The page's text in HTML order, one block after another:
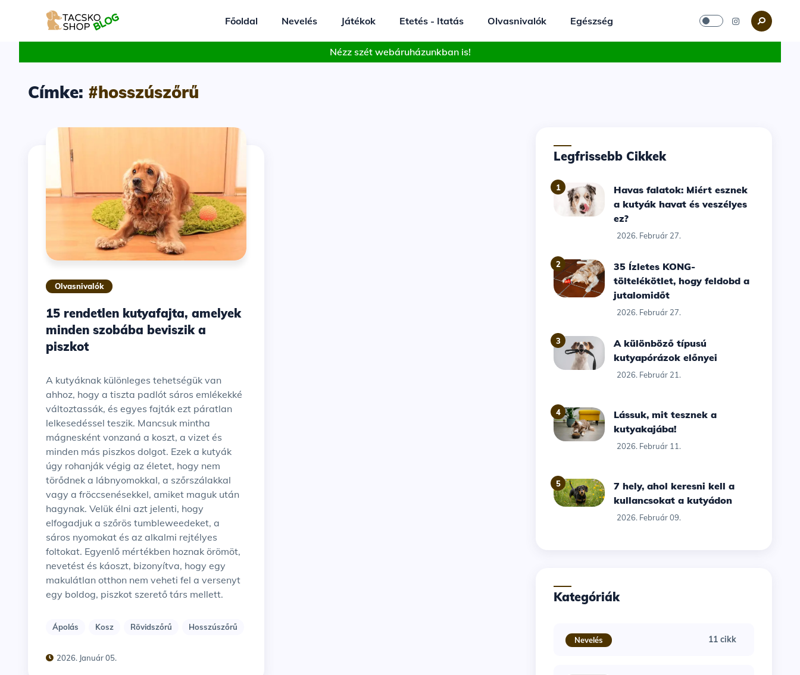
Főoldal Nevelés Játékok Etetés - Itatás Olvasnivalók Egészség
Nézz szét webáruházunkban is!
Címke: #hosszúszőrű
Olvasnivalók
15 rendetlen kutyafajta, amelyek
minden szobába beviszik a
piszkot
A kutyáknak különleges tehetségük van
ahhoz, hogy a tiszta padlót sáros emlékekké
változtassák, és egyes fajták ezt páratlan
lelkesedéssel teszik. Mancsuk mintha
mágnesként vonzaná a koszt, a vizet és
minden más piszkos dolgot. Ezek a kutyák
úgy rohanják végig az életet, hogy nem
törődnek a lábnyomokkal, a szőrszálakkal
vagy a fröccsenésekkel, amiket maguk után
hagynak. Velük élni azt jelenti, hogy
elfogadjuk a szőrös tumbleweedeket, a
sáros nyomokat és az alkalmi rejtélyes
foltokat. Egyenlő mértékben hoznak örömöt,
nevetést és káoszt, bizonyítva, hogy egy
makulátlan otthon nem veheti fel a versenyt
egy boldog, piszkot szerető társ mellett.
Ápolás Kosz Rövidszőrű Hosszúszőrű
2026. Január 05.
Legfrissebb Cikkek
1
Havas falatok: Miért esznek
a kutyák havat és veszélyes
ez?
2026. Február 27.
2
35 Ízletes KONG-
töltelékötlet, hogy feldobd a
jutalomidőt
2026. Február 27.
3
A különböző típusú
kutyapórázok előnyei
2026. Február 21.
4
Lássuk, mit tesznek a
kutyakajába!
2026. Február 11.
5
7 hely, ahol keresni kell a
kullancsokat a kutyádon
2026. Február 09.
Kategóriák
Nevelés 11 cikk